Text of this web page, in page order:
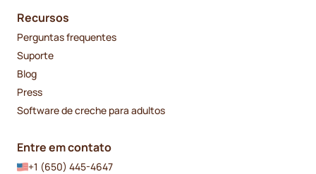
Recursos
Perguntas frequentes
Suporte
Blog
Press
Software de creche para adultos
Entre em contato
+1 (650) 445-4647